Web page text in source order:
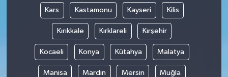
Kars Kastamonu Kayseri Kilis
Kırıkkale Kırklareli Kırşehir
Kocaeli Konya Kütahya Malatya
Manisa Mardin Mersin Muğla